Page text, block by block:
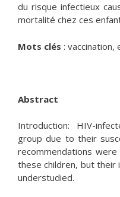
du risque infectieux
mortalité chez ces
Mots clés : vaccination,
Abstract
Introduction: HIV-
group due to their
recommendations
these children, but their
understudied.